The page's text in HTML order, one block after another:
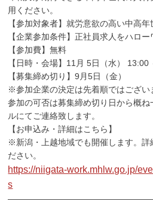
用ください。
【参加対象者】就労意欲の高い中高年
【企業参加条件】正社員求人をハロ
【参加費】無料
【日時・会場】11月 5日（水）
【募集締め切り】9月5日（金）
※参加企業の決定は先着順ではござい
参加の可否は募集締め切り日から概
ルにてご連絡致します。
【お申込み・詳細はこちら】
※新潟・上越地域でも開催します。詳
ださい。
https://niigata-work.mhlw.go.jp/
s